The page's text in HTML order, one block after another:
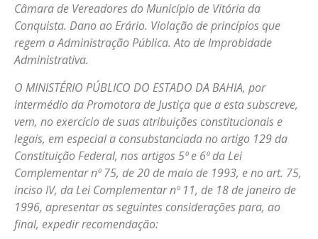
Câmara de Vereadores do Município de Vitória da
Conquista. Dano ao Erário. Violação de princípios que
regem a Administração Pública. Ato de Improbidade
Administrativa.
O MINISTÉRIO PÚBLICO DO ESTADO DA BAHIA, por
intermédio da Promotora de Justiça que a esta subscreve,
vem, no exercício de suas atribuições constitucionais e
legais, em especial a consubstanciada no artigo 129 da
Constituição Federal, nos artigos 5º e 6º da Lei
Complementar nº 75, de 20 de maio de 1993, e no art. 75,
inciso IV, da Lei Complementar nº 11, de 18 de janeiro de
1996, apresentar as seguintes considerações para, ao
final, expedir recomendação: